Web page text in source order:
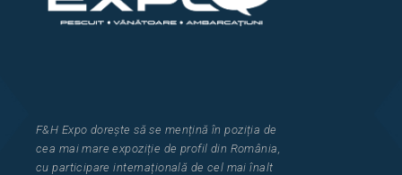
F&H Expo dorește să se mențină în poziția de
cea mai mare expoziție de profil din România
cu participare internațională de cel maiînalt